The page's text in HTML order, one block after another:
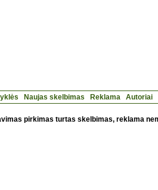
Naujas skelbimas Reklama Autoriai